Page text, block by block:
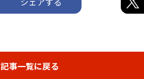
記事一覧に戻る